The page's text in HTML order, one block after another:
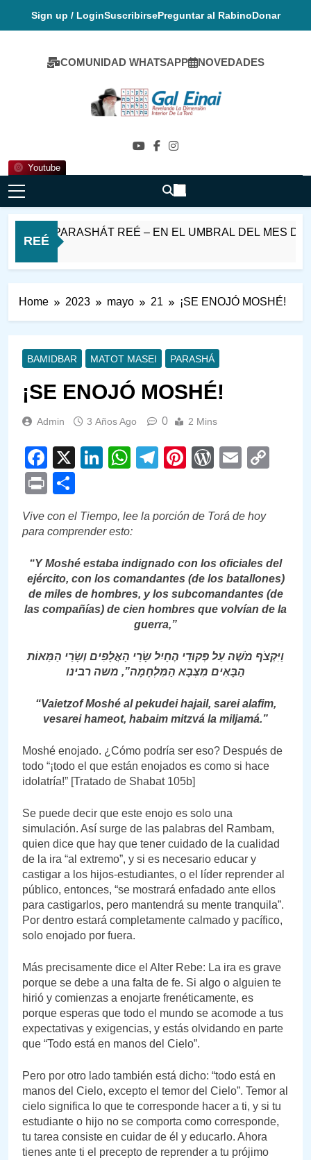
Sign up / LoginSuscribirsePreguntar al RabinoDonar
COMUNIDAD WHATSAPP NOVEDADES
Youtube
Gal Einai En
REÉ
PARASHÁT REÉ – EN EL UMBRAL DEL MES DE
Home 2023 mayo 21 ¡SE ENOJÓ MOSHÉ!
BAMIDBAR MATOT MASEI PARASHÁ
¡SE ENOJÓ MOSHÉ!
Admin 3 Años Ago 0 2 Mins
Facebook
X LinkedIn
WhatsApp
Telegram
PinterestEmail
Print
Vive con el Tiempo, lee la porción de Torá de hoy
para comprender esto:
“Y Moshé estaba indignado con los oficiales del
ejército, con los comandantes (de los batallones)
de miles de hombres, y los subcomandantes (de
las compañías) de cien hombres que volvían de la
guerra,”
וַיִּקְצֹף מֹשֶׁה עַל פְּקוּדֵי הֶחָיִל שָׂרֵי הָאֲלָפִים וְשָׂרֵי הַמֵּאוֹת
הַבָּאִים מִצְּבָא הַמִּלְחָמָה”, משה רבינו
“Vaietzof Moshé al pekudei hajail, sarei alafim,
vesarei hameot, habaim mitzvá la miljamá.”
Moshé enojado. ¿Cómo podría ser eso? Después de
todo “¡todo el que están enojados es como si hace
idolatría!” [Tratado de Shabat 105b]
Se puede decir que este enojo es solo una
simulación. Así surge de las palabras del Rambam,
quien dice que hay que tener cuidado de la cualidad
de la ira “al extremo”, y si es necesario educar y
castigar a los hijos-estudiantes, o el líder reprender al
público, entonces, “se mostrará enfadado ante ellos
para castigarlos, pero mantendrá su mente tranquila”.
Por dentro estará completamente calmado y pacífico,
solo enojado por fuera.
Más precisamente dice el Alter Rebe: La ira es grave
porque se debe a una falta de fe. Si algo o alguien te
hirió y comienzas a enojarte frenéticamente, es
porque esperas que todo el mundo se acomode a tus
expectativas y exigencias, y estás olvidando en parte
que “Todo está en manos del Cielo”.
Pero por otro lado también está dicho: “todo está en
manos del Cielo, excepto el temor del Cielo”. Temor al
cielo significa lo que te corresponde hacer a ti, y si tu
estudiante o hijo no se comporta como corresponde,
tu tarea consiste en cuidar de él y educarlo. Ahora
tienes ante ti el precepto de reprender a tu prójimo